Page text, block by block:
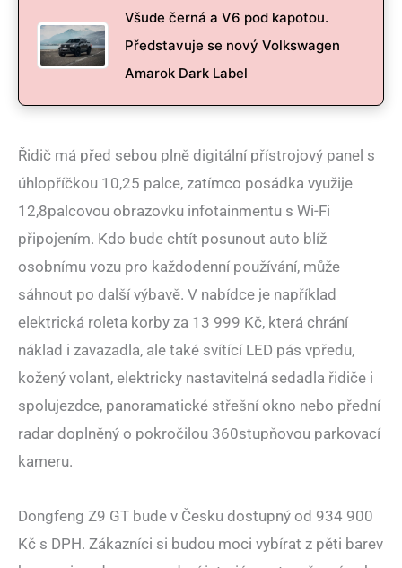
Všude černá a V6 pod kapotou.
Představuje se nový Volkswagen
Amarok Dark Label
Řidič má před sebou plně digitální přístrojový panel s
úhlopříčkou 10,25 palce, zatímco posádka využije
12,8palcovou obrazovku infotainmentu s Wi-Fi
připojením. Kdo bude chtít posunout auto blíž
osobnímu vozu pro každodenní používání, může
sáhnout po další výbavě. V nabídce je například
elektrická roleta korby za 13 999 Kč, která chrání
náklad i zavazadla, ale také svítící LED pás vpředu,
kožený volant, elektricky nastavitelná sedadla řidiče i
spolujezdce, panoramatické střešní okno nebo přední
radar doplněný o pokročilou 360stupňovou parkovací
kameru.
Dongfeng Z9 GT bude v Česku dostupný od 934 900
Kč s DPH. Zákazníci si budou moci vybírat z pěti barev